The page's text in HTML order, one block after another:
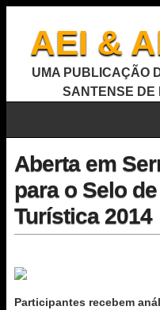
AEI &
UMA PUBLICAÇÃO
SANTENSE DE
Aberta em
para o Selo
Turística 2014
Participantes recebem